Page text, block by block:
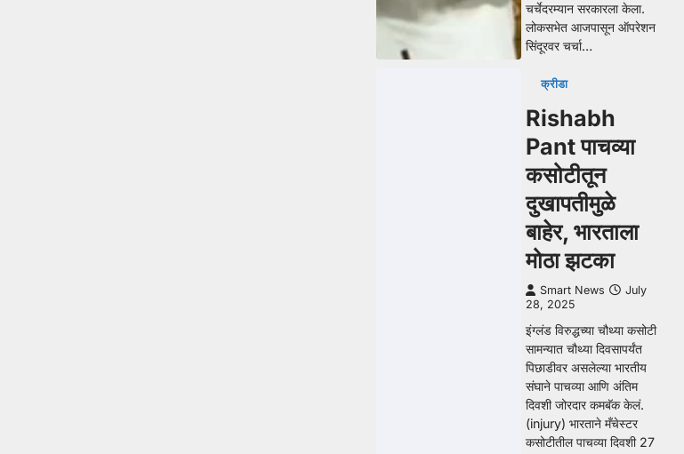
चर्चेदरम्यान सरकारला केला.
लोकसभेत आजपासून ऑपरेशन
सिंदूरवर चर्चा…
क्रीडा
Rishabh
Pant पाचव्या
कसोटीतून
दुखापतीमुळे
बाहेर, भारताला
मोठा झटका
Smart News
July
28, 2025
इंग्लंड विरुद्धच्या चौथ्या कसोटी
सामन्यात चौथ्या दिवसापर्यंत
पिछाडीवर असलेल्या भारतीय
संघाने पाचव्या आणि अंतिम
दिवशी जोरदार कमबॅक केलं.
(injury) भारताने मँचेस्टर
कसोटीतील पाचव्या दिवशी 27